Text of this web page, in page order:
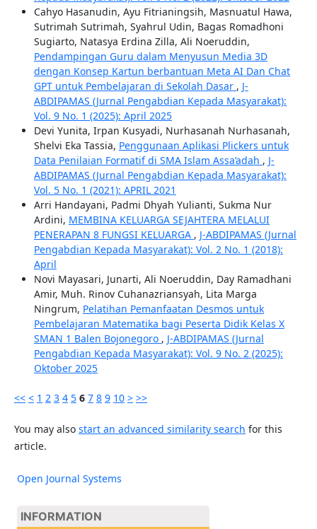
Cahyo Hasanudin, Ayu Fitrianingsih, Masnuatul Hawa,
Sutrimah Sutrimah, Syahrul Udin, Bagas Romadhoni
Sugiarto, Natasya Erdina Zilla, Ali Noeruddin,
Pendampingan Guru dalam Menyusun Media 3D
dengan Konsep Kartun berbantuan Meta AI Dan Chat
GPT untuk Pembelajaran di Sekolah Dasar , J-
ABDIPAMAS (Jurnal Pengabdian Kepada Masyarakat):
Vol. 9 No. 1 (2025): April 2025
Devi Yunita, Irpan Kusyadi, Nurhasanah Nurhasanah,
Shelvi Eka Tassia, Penggunaan Aplikasi Plickers untuk
Data Penilaian Formatif di SMA Islam Assa’adah , J-
ABDIPAMAS (Jurnal Pengabdian Kepada Masyarakat):
Vol. 5 No. 1 (2021): APRIL 2021
Arri Handayani, Padmi Dhyah Yulianti, Sukma Nur
Ardini, MEMBINA KELUARGA SEJAHTERA MELALUI
PENERAPAN 8 FUNGSI KELUARGA , J-ABDIPAMAS (Jurnal
Pengabdian Kepada Masyarakat): Vol. 2 No. 1 (2018):
April
Novi Mayasari, Junarti, Ali Noeruddin, Day Ramadhani
Amir, Muh. Rinov Cuhanazriansyah, Lita Marga
Ningrum, Pelatihan Pemanfaatan Desmos untuk
Pembelajaran Matematika bagi Peserta Didik Kelas X
SMAN 1 Balen Bojonegoro , J-ABDIPAMAS (Jurnal
Pengabdian Kepada Masyarakat): Vol. 9 No. 2 (2025):
Oktober 2025
<< < 1 2 3 4 5 6 7 8 9 10 > >>
You may also start an advanced similarity search for this
article.
Open Journal Systems
INFORMATION